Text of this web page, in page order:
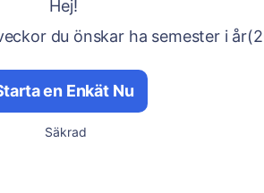
Hej!
du önskar ha semester i
en Enkät Nu
Säkrad